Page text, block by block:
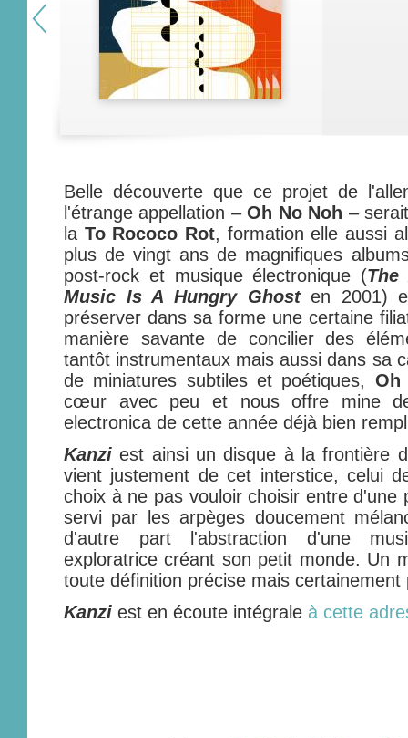
Belle découverte que ce projet de
l'étrange appellation –Oh No Noh –
la To Rococo Rot, formation elle aussi
plus de vingt ans de magnifiques
post-rock et musique électronique (The
Music Is A Hungry Ghosten 2001)
préserver dans sa forme une certaine
manière savante de concilier des
tantôt instrumentaux mais aussi dans sa
de miniatures subtiles et poétiques, Oh
cœur avec peu et nous offre mine
electronica de cette année déjà bien
Kanzi est ainsi un disque à la frontière
vient justement de cet interstice, celui
choix à ne pas vouloir choisir entre d'une
servi par les arpèges doucement
d'autre part l'abstraction d'une
exploratrice créant son petit monde. Un
toute définition précise mais
Kanzi est en écoute intégrale à cette